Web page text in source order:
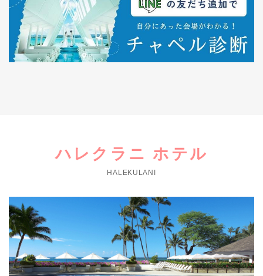
ハレクラニ ホテル
HALEKULANI